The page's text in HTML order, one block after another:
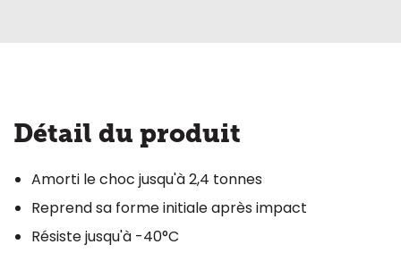
Détail du produit
Amorti le choc jusqu'à 2,4 tonnes
Reprend sa forme initiale après impact
Résiste jusqu'à -40°C